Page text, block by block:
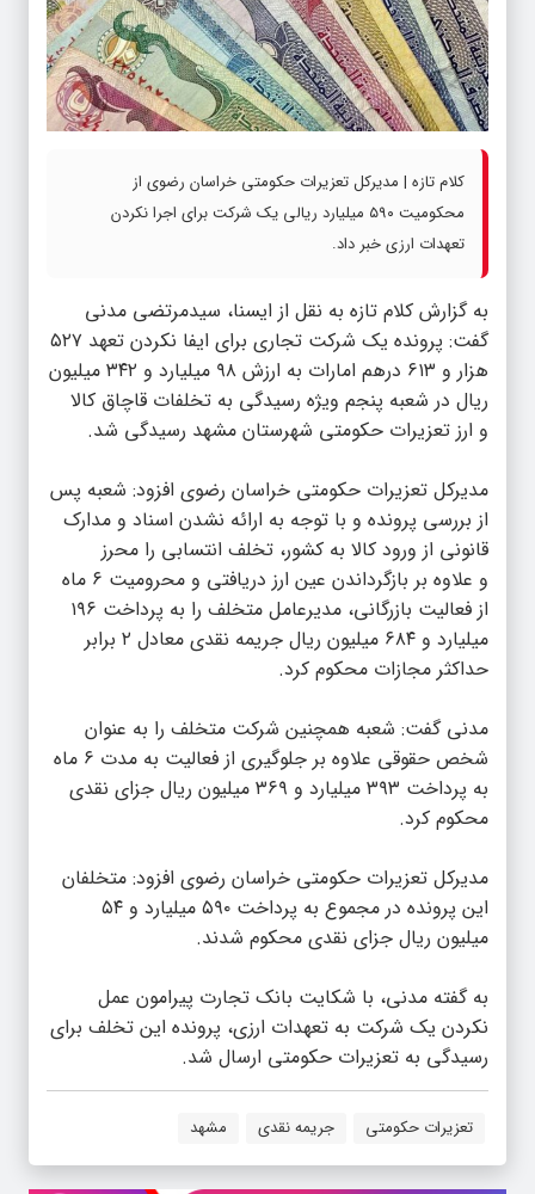
کلام تازه | مدیرکل تعزیرات حکومتی خراسان رضوی از
محکومیت ۵۹۰ میلیارد ریالی یک شرکت برای اجرا نکردن
تعهدات ارزی خبر داد.
به گزارش کلام تازه به نقل از ایسنا، سیدمرتضی مدنی
گفت: پرونده یک شرکت تجاری برای ایفا نکردن تعهد ۵۲۷
هزار و ۶۱۳ درهم امارات به ارزش ۹۸ میلیارد و ۳۴۲ میلیون
ریال در شعبه پنجم ویژه رسیدگی به تخلفات قاچاق کالا
و ارز تعزیرات حکومتی شهرستان مشهد رسیدگی شد.
مدیرکل تعزیرات حکومتی خراسان رضوی افزود: شعبه پس
از بررسی پرونده و با توجه به ارائه نشدن اسناد و مدارک
قانونی از ورود کالا به کشور، تخلف انتسابی را محرز
و علاوه بر بازگرداندن عین ارز دریافتی و محرومیت ۶ ماه
از فعالیت بازرگانی، مدیرعامل متخلف را به پرداخت ۱۹۶
میلیارد و ۶۸۴ میلیون ریال جریمه نقدی معادل ۲ برابر
حداکثر مجازات محکوم کرد.
مدنی گفت: شعبه همچنین شرکت متخلف را به عنوان
شخص حقوقی علاوه بر جلوگیری از فعالیت به مدت ۶ ماه
به پرداخت ۳۹۳ میلیارد و ۳۶۹ میلیون ریال جزای نقدی
محکوم کرد.
مدیرکل تعزیرات حکومتی خراسان رضوی افزود: متخلفان
این پرونده در مجموع به پرداخت ۵۹۰ میلیارد و ۵۴
میلیون ریال جزای نقدی محکوم شدند.
به گفته مدنی، با شکایت بانک تجارت پیرامون عمل
نکردن یک شرکت به تعهدات ارزی، پرونده این تخلف برای
رسیدگی به تعزیرات حکومتی ارسال شد.
تعزیرات حکومتی جریمه نقدی مشهد